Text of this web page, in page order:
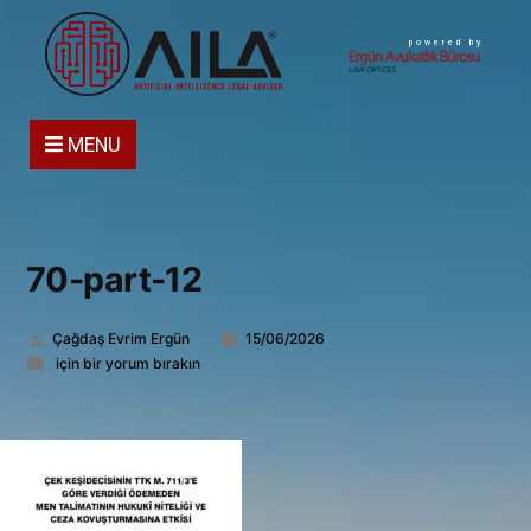
powered by
MENU
70-part-12
Gönderen:
Çağdaş Evrim Ergün
15/06/2026
70-
için bir yorum bırakın